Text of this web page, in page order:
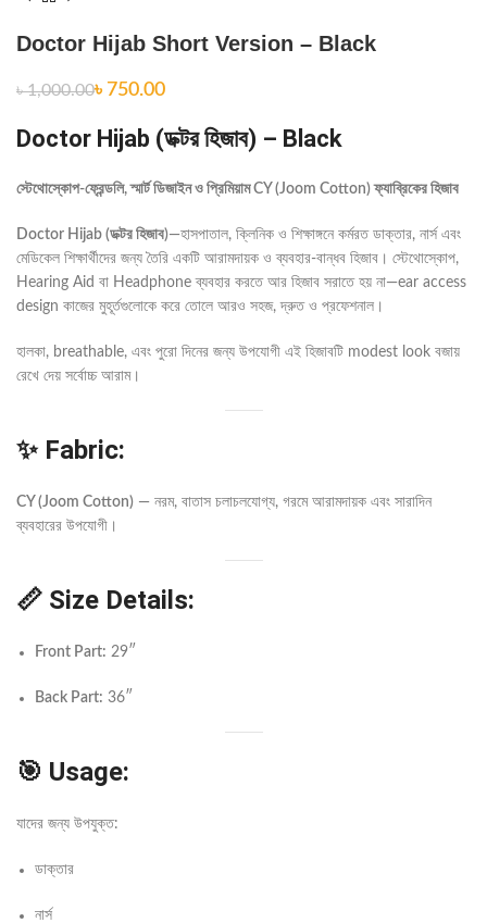
Doctor Hijab Short Version – Black
৳1,000.00৳ 750.00
Doctor Hijab (ডক্টর হিজাব) – Black
স্টেথোস্কোপ-ফ্রেন্ডলি, স্মার্ট ডিজাইন ও প্রিমিয়াম CY (Joom Cotton) ফ্যাব্রিকের হিজাব
Doctor Hijab (ডক্টর হিজাব)—হাসপাতাল, ক্লিনিক ও শিক্ষাঙ্গনে কর্মরত ডাক্তার, নার্স এবং
মেডিকেল শিক্ষার্থীদের জন্য তৈরি একটি আরামদায়ক ও ব্যবহার-বান্ধব হিজাব। স্টেথোস্কোপ,
Hearing Aid বা Headphone ব্যবহার করতে আর হিজাব সরাতে হয় না—ear access
design কাজের মুহূর্তগুলোকে করে তোলে আরও সহজ, দ্রুত ও প্রফেশনাল।
হালকা, breathable, এবং পুরো দিনের জন্য উপযোগী এই হিজাবটি modest look বজায়
রেখে দেয় সর্বোচ্চ আরাম।
✨ Fabric:
CY (Joom Cotton) — নরম, বাতাস চলাচলযোগ্য, গরমে আরামদায়ক এবং সারাদিন
ব্যবহারের উপযোগী।
📏 Size Details:
Front Part: 29″
Back Part: 36″
🎯 Usage:
যাদের জন্য উপযুক্ত:
ডাক্তার
নার্স